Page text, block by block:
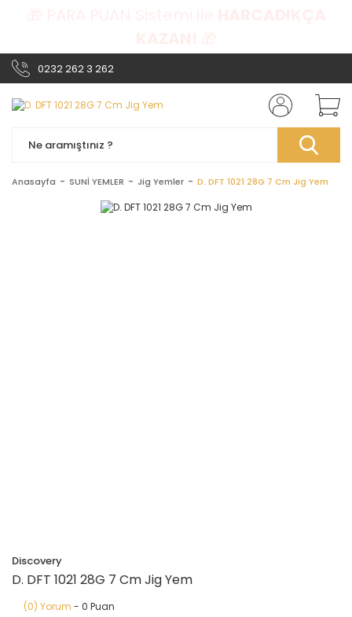
0232 262 3 262
Anasayfa SUNİ YEMLER Jig Yemler D. DFT 1021 28G 7 Cm Jig Yem
Discovery
D. DFT 1021 28G 7 Cm Jig Yem
(0) Yorum - 0 Puan